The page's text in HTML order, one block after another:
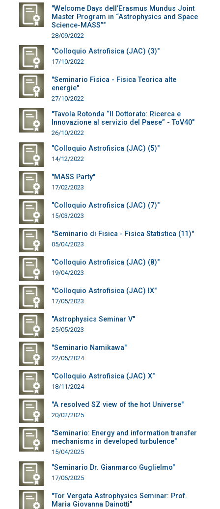
"Welcome Days dell’Erasmus Mundus Joint
Master Program in “Astrophysics and Space
Science-MASS”"
28/09/2022
"Colloquio Astrofisica (JAC) (3)"
17/10/2022
"Seminario Fisica - Fisica Teorica alte
energie"
27/10/2022
"Tavola Rotonda “Il Dottorato: Ricerca e
Innovazione al servizio del Paese” - ToV40"
26/10/2022
"Colloquio Astrofisica (JAC) (5)"
14/12/2022
"MASS Party"
17/02/2023
"Colloquio Astrofisica (JAC) (7)"
15/03/2023
"Seminario di Fisica - Fisica Statistica (11)"
05/04/2023
"Colloquio Astrofisica (JAC) (8)"
19/04/2023
"Colloquio Astrofisica (JAC) IX"
17/05/2023
"Astrophysics Seminar V"
25/05/2023
"Seminario Namikawa"
22/05/2024
"Colloquio Astrofisica (JAC) X"
18/11/2024
"A resolved SZ view of the hot Universe"
20/02/2025
"Seminario: Energy and information transfer
mechanisms in developed turbulence"
15/04/2025
"Seminario Dr. Gianmarco Guglielmo"
17/06/2025
"Tor Vergata Astrophysics Seminar: Prof.
Maria Giovanna Dainotti"